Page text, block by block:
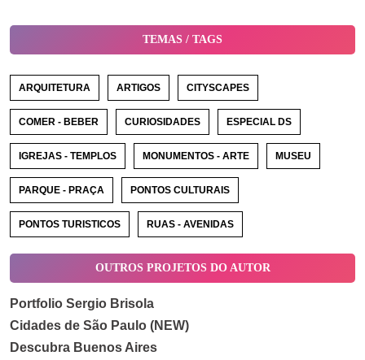
TEMAS / TAGS
ARQUITETURA ARTIGOS CITYSCAPES
COMER - BEBER CURIOSIDADES ESPECIAL DS
IGREJAS - TEMPLOS MONUMENTOS - ARTE MUSEU
PARQUE - PRAÇA PONTOS CULTURAIS
PONTOS TURISTICOS RUAS - AVENIDAS
OUTROS PROJETOS DO AUTOR
Portfolio Sergio Brisola
Cidades de São Paulo (NEW)
Descubra Buenos Aires